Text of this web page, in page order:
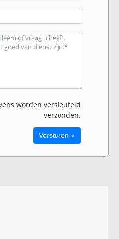
worden versleuteld
verzonden.